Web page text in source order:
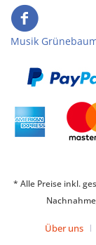
Musik
* Alle Preise inkl.
Über uns